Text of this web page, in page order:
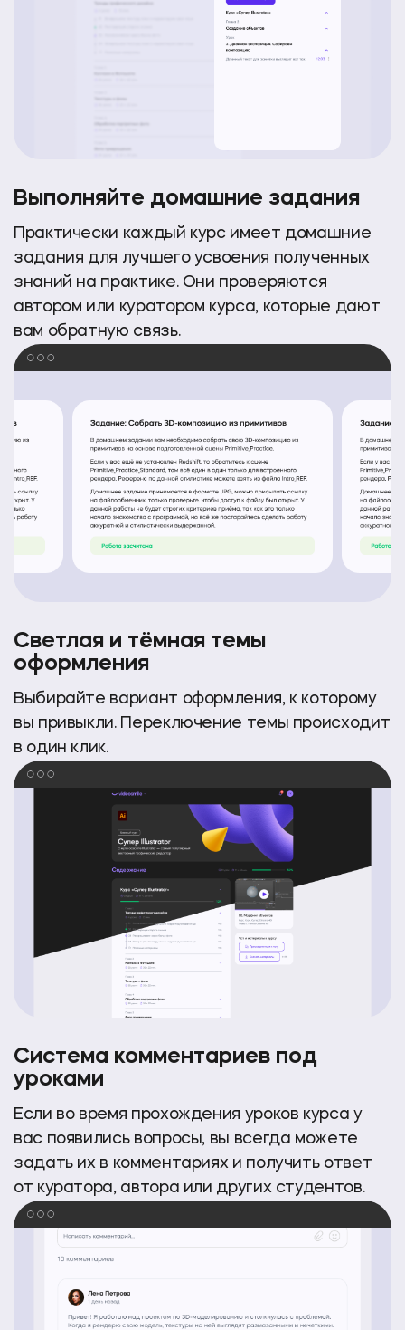
Выполняйте домашние задания
Практически каждый курс имеет домашние
задания для лучшего усвоения полученных
знаний на практике. Они проверяются
автором или куратором курса, которые дают
вам обратную связь.
Светлая и тёмная темы
оформления
Выбирайте вариант оформления, к которому
вы привыкли. Переключение темы происходит
в один клик.
Система комментариев под
уроками
Если во время прохождения уроков курса у
вас появились вопросы, вы всегда можете
задатьих в комментариях и получить ответ
от куратора, автора или других студентов.